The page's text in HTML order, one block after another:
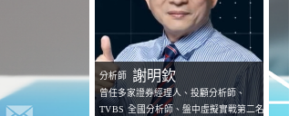
分析師 謝明欽
曾任多家證券經理人、投顧分析師、
TVBS 全國分析師、盤中虛擬實戰第二名